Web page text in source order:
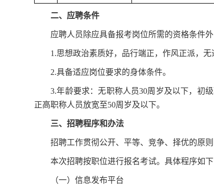
二、 应聘条件
应聘人员除应具备报考岗位所需的资格条件
1 .思想政治素质好，品行端正，作风正派，无
2.具备适应岗位要求的身体条件。
3.年龄要求：无职称人员30周岁及以下，初
正高职称人员放宽至50周岁及以下。
三、招聘程序和办法
招聘工作贯彻公开、平等、竞争、择优的原
本次招聘按职位进行报名考试。具体程序如下
（一）信息发布平台